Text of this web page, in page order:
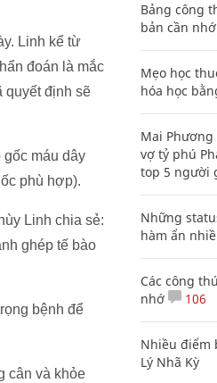
Linh kể từ
đoán là mắc
quyết định sẽ
máu dây
phù hợp).
Linh chia sẻ:
ghép tế bào
bệnh để
cân và khỏe
Bảng công
bản cần nhớ
Mẹo học
hóa học
Mai
vợ tỷ phú
top 5 người
Những
hàm ẩn
Các công
nhớ
106
Nhiều điểm
Lý Nhã Kỳ